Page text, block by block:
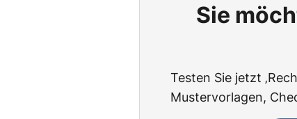
Sie
Testen Sie jetzt
Mustervorlagen,